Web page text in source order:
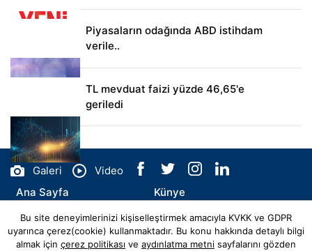
Piyasaların odağında ABD istihdam
verile..
TL mevduat faizi yüzde 46,65'e
geriledi
Galeri
Video
Ana Sayfa
Künye
İletişim
Bu site deneyimlerinizi kişiselleştirmek amacıyla KVKK ve GDPR
uyarınca çerez(cookie) kullanmaktadır. Bu konu hakkında detaylı bilgi
almak için çerez politikası ve aydınlatma metni sayfalarını gözden